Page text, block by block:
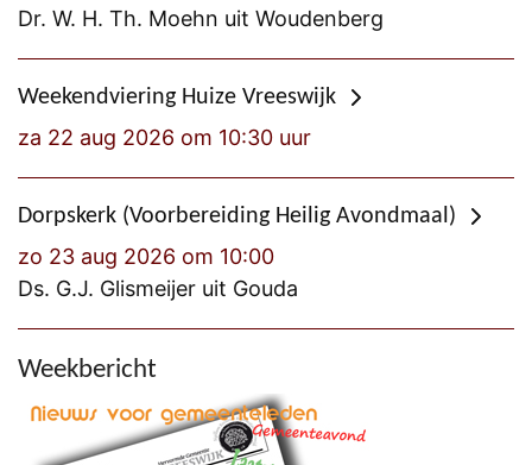
Dr. W. H. Th. Moehn uit Woudenberg
Weekendviering Huize Vreeswijk
za 22 aug 2026 om 10:30 uur
Dorpskerk (Voorbereiding Heilig Avondmaal)
zo 23 aug 2026 om 10:00
Ds. G.J. Glismeijer uit Gouda
Weekbericht